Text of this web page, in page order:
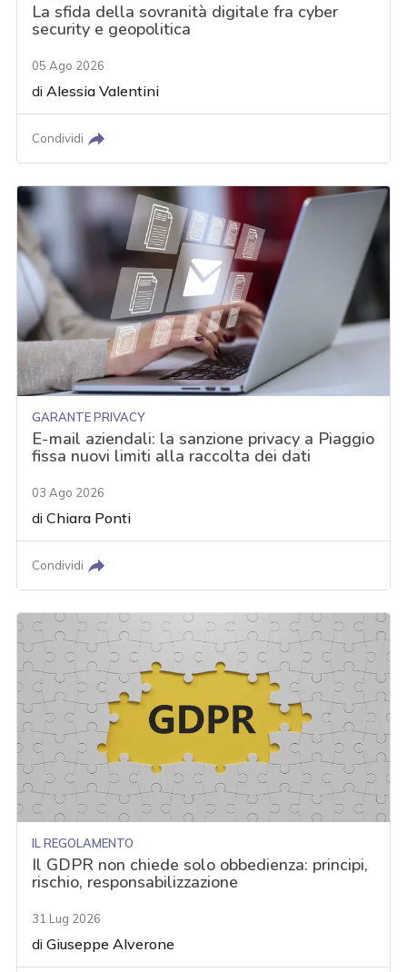
La sfida della sovranità digitale fra cyber
security e geopolitica
05 Ago 2026
diAlessia Valentini
Condividi
GARANTE PRIVACY
E-mail aziendali: la sanzione privacy a Piaggio
fissa nuovi limiti alla raccolta dei dati
03 Ago 2026
diChiara Ponti
Condividi
IL REGOLAMENTO
Il GDPR non chiede solo obbedienza: principi,
rischio, responsabilizzazione
31 Lug 2026
diGiuseppe Alverone